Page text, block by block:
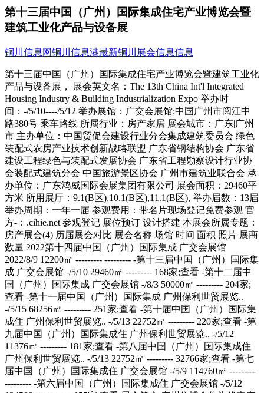
第十三届中国（广州）国际集成住宅产业博览会暨
建筑工业化产品与设备展
铜川信息网铜川信息港最新铜川展会信息信息
第十三届中国（广州）国际集成住宅产业博览会暨建筑工业化产品与设备展， 展会英文名：The 13th China Int'l Integrated Housing Industry & Building Industrialization Expo 举办时间：-/5/10----/5/12 举办展馆：广交会展馆;中国广州市阅江中路380号 乘车路线 所属行业：房产家居 展会城市：广东|广州市 主办单位：中国贸促会建设行业分会集成建筑委员会 绿色装配式农房产业技术创新战略联盟 广东省钢结构协会 广东省建设工程绿色与装配式发展协会 广东省工程勘察设计行业协会装配式建筑分会 中国旅游景区协会 广州市建筑业联合会 承办单位：广东鸿威国际会展集团有限公司 展会面积：29460平方米 所用展厅：9.1(B区),10.1(B区),11.1(B区), 举办届数：13届 举办周期：一年一届 参观费用：带名片现场登记免费参观 官方-：.cihie.net 参观登记 展位预订 设计搭建 本展会所属专题：房产展会(4) 历届展会对比 展会名称 场馆 时间 面积 照片 展商数量 2022第十四届中国（广州）国际集成 广交会展馆 2022/8/9 12200㎡ --------- --------- -第十三届中国（广州）国际集成 广交会展馆 -/5/10 29460㎡ --------- 168家;查看 -第十二届中国（广州）国际集成 广交会展馆 -/8/3 50000㎡ --------- 204家;查看 -第十一届中国（广州）国际集成 广州保利世贸展览.. -/5/15 68256㎡ --------- 251家;查看 -第十届中国（广州）国际集成住 广州保利世贸展览.. -/5/13 22752㎡ --------- 220家;查看 -第九届中国（广州）国际集成住 广州保利世贸展览.. -/5/12 11376㎡ --------- 181家;查看 -第八届中国（广州）国际集成住 广州保利世贸展览.. -/5/13 22752㎡ --------- 32766家;查看 -第七届中国（广州）国际集成住 广交会展馆 -/5/9 114760㎡ --------- --------- -第六届中国（广州）国际集成住 广交会展馆 -/5/12 124580㎡ --------- 155家;查看 展会简介 广州住博会作为代表广东省装配式建筑(住宅)产业高水平的国际展会，以;持续、健康、绿色;为主题，帮助建筑企业向世界输出技术和模式，致力于搭建国内外参展商、投资商、规划、建造、运营等企业和采购商的交流平台。本次展会继续得到住房和城乡-科技与产业化发展中心的高度重视，并吸引了近400家中外建筑业名企、-装配式建筑产业基地、广东装配式建筑产业基地、代表性建筑设计工程企业展示先进技术和产品，涉及地产开发、勘察设计、施工监理、文旅景区、数字展示、共享农庄、营地建设、特色小镇、民宿酒店、商业综合体、田园综合体、园林景观及新农村建设等示范性项目。13馆联动，同期展览面积超13万平方米，设置各主题峰会论坛近20场，举办6场业内评奖与颁奖盛典，布置展位近8000个，吸引近4000展商参展，海内外采购商与观众现场参与超过20万人次。CIHIE-将继续整合相关资源，在展览规模、宣传力度、观众邀请、同期活动等方面进行全方位升级，并注力于打造国内外装配式建筑交易、展示的最佳平台，力推中国装配式建产业的高效和健康发展。同期专题展-第十一届广州国际预制房屋、模块化建筑、活动房屋展-第十一届广州国际屋面墙体材料与建筑防水技术展-第十一届广州国际瓦业交易会暨制瓦工业展;-第十届广州国际建筑钢结构、空间结构及金属材料设备展同期精品活动-全球装配式建筑发展峰会-中国文旅大会第五届中国;乡村+;